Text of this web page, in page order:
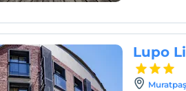
Lupo